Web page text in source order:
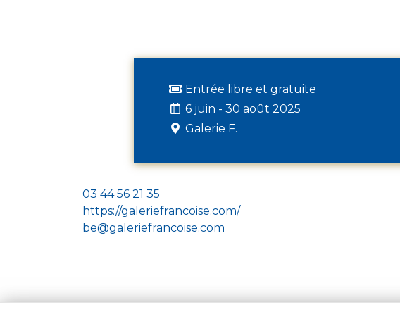
Entrée libre et gratuite
6 juin - 30 août 2025
Galerie F.
03 44 56 21 35
https://galeriefrancoise.com/
be@galeriefrancoise.com